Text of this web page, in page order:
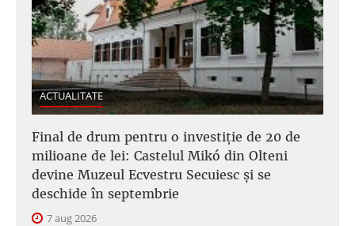
ACTUALITATE
Final de drum pentru o investiție de 20 de
milioane de lei: Castelul Mikó din Olteni
devine Muzeul Ecvestru Secuiesc și se
deschide în septembrie
7 aug 2026